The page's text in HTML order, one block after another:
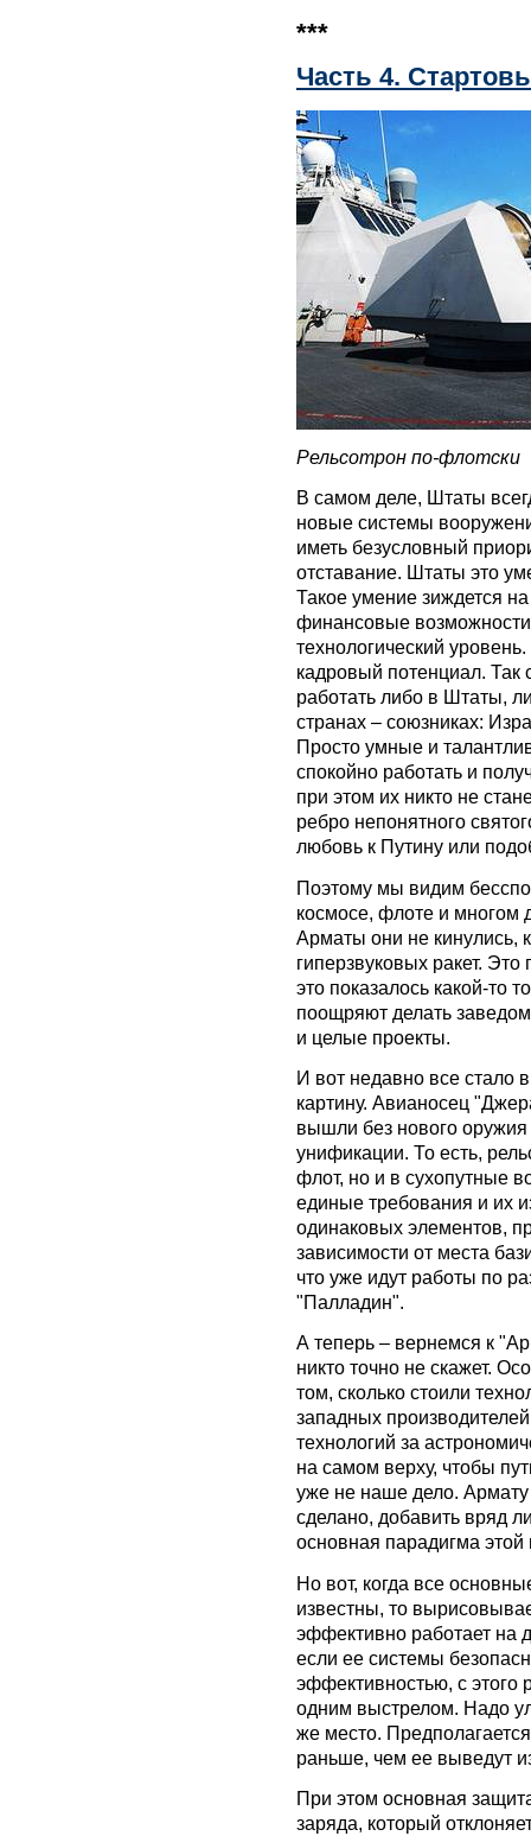
***
Часть 4.
Рельсотрон по-флотски
В самом деле, Штаты
новые системы
иметь безусловный
отставание. Штаты это
Такое умение зиждется
финансовые
технологический
кадровый потенциал. Так
работать либо в Штаты,
странах – союзниках:
Просто умные и
спокойно работать и
при этом их никто не
ребро непонятного
любовь к Путину или
Поэтому мы видим
космосе, флоте и многом
Арматы они не кинулись,
гиперзвуковых ракет.
это показалось какой-то
поощряют делать
и целые проекты.
И вот недавно все стало
картину. Авианосец
вышли без нового оружия
унификации. То есть,
флот, но и в сухопутные
единые требования и их
одинаковых элементов,
зависимости от места
что уже идут работы по
"Палладин".
А теперь – вернемся к
никто точно не скажет.
том, сколько стоили
западных
технологий за
на самом верху, чтобы
уже не наше дело. Армату
сделано, добавить вряд
основная парадигма
Но вот, когда все
известны, то
эффективно работает на
если ее системы
эффективностью, с этого
одним выстрелом. Надо
же место.
раньше, чем ее выведут
При этом основная
заряда, который